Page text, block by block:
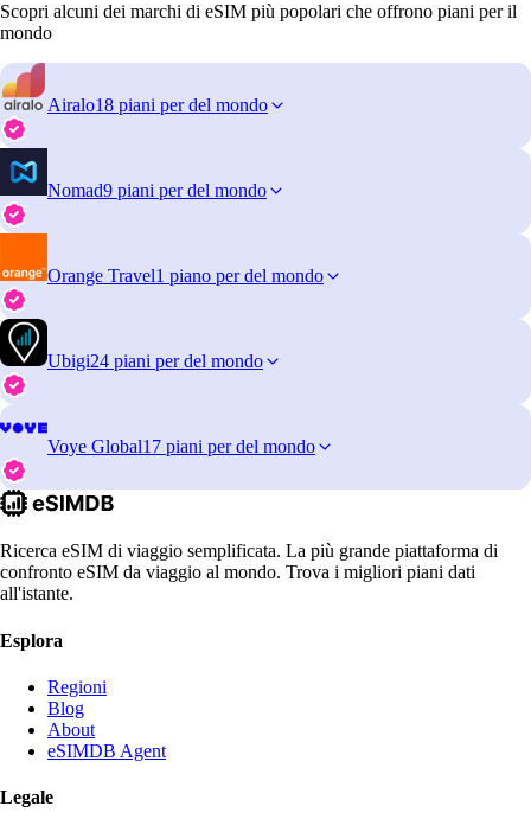
Scopri alcuni dei marchi di eSIM più popolari che offrono piani per il
mondo
Airalo18 piani per del mondo
Nomad9 piani per del mondo
Orange Travel1 piano per del mondo
Ubigi24 piani per del mondo
Voye Global17 piani per del mondo
Ricerca eSIM di viaggio semplificata. La più grande piattaforma di
confronto eSIM da viaggio al mondo. Trova i migliori piani dati
all'istante.
Esplora
Regioni
Blog
About
eSIMDB Agent
Legale